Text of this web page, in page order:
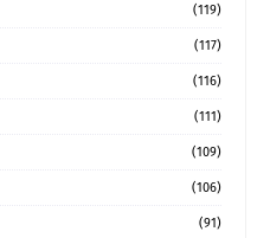
(119)
(117)
(116)
(111)
(109)
(106)
(91)